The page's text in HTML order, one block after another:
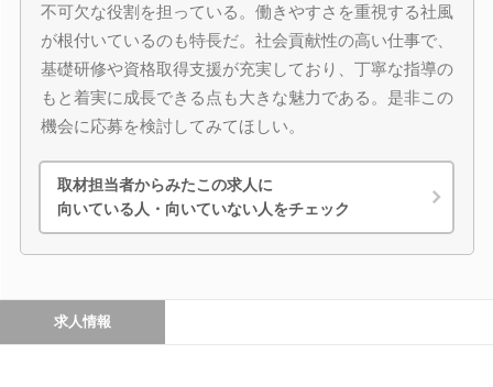
不可欠な役割を担っている。働きやすさを重視する社風
が根付いているのも特長だ。社会貢献性の高い仕事で、
基礎研修や資格取得支援が充実しており、丁寧な指導の
もと着実に成長できる点も大きな魅力である。是非この
機会に応募を検討してみてほしい。
取材担当者からみたこの求人に
向いている人・向いていない人をチェック
求人情報